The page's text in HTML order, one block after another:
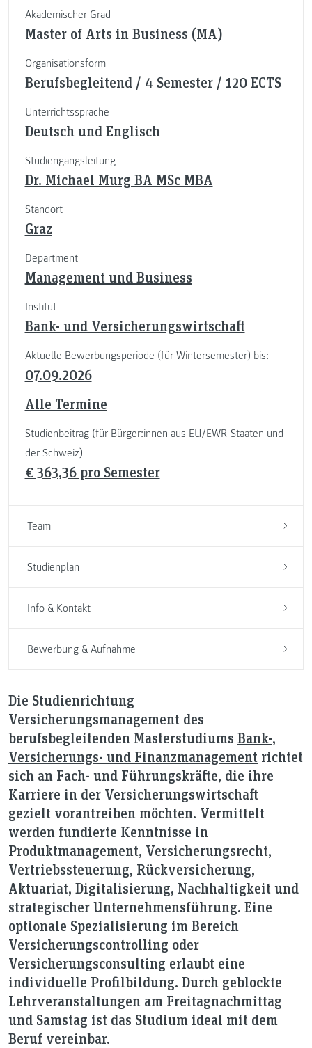
Die Studienrichtung
Versicherungsmanagement des
berufsbegleitenden Masterstudiums Bank-,
Versicherungs- und Finanzmanagement richtet
sich an Fach- und Führungskräfte, die ihre
Karriere in der Versicherungswirtschaft
gezielt vorantreiben möchten. Vermittelt
werden fundierte Kenntnisse in
Produktmanagement, Versicherungsrecht,
Vertriebssteuerung, Rückversicherung,
Aktuariat, Digitalisierung, Nachhaltigkeit und
strategischer Unternehmensführung. Eine
optionale Spezialisierung im Bereich
Versicherungscontrolling oder
Versicherungsconsulting erlaubt eine
individuelle Profilbildung. Durch geblockte
Lehrveranstaltungen am Freitagnachmittag
und Samstag ist das Studium ideal mit dem
Beruf vereinbar.
Akademischer Grad
Master of Arts in Business (MA)
Organisationsform
Berufsbegleitend / 4 Semester / 120 ECTS
Unterrichtssprache
Deutsch und Englisch
Studiengangsleitung
Dr. Michael Murg BA MSc MBA
Standort
Graz
Department
Management und Business
Institut
Bank- und Versicherungswirtschaft
Aktuelle Bewerbungsperiode (für Wintersemester) bis:
07.09.2026
Alle Termine
Studienbeitrag (für Bürger:innen aus EU/EWR-Staaten und
der Schweiz)
€ 363,36 pro Semester
Team
Studienplan
Info & Kontakt
Bewerbung & Aufnahme